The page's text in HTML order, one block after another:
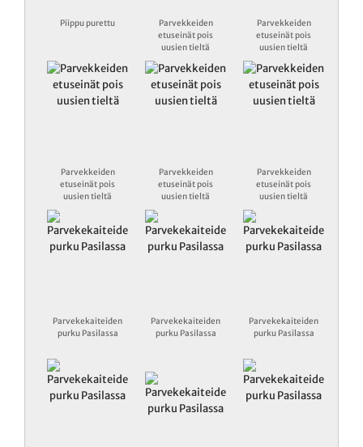
Piippu purettu
Parvekkeiden
etuseinät pois
uusien tieltä
Parvekkeiden
etuseinät pois
uusien tieltä
Parvekkeiden
etuseinät pois
uusien tieltä
Parvekkeiden
etuseinät pois
uusien tieltä
Parvekkeiden
etuseinät pois
uusien tieltä
Parvekekaiteiden
purku Pasilassa
Parvekekaiteiden
purku Pasilassa
Parvekekaiteiden
purku Pasilassa